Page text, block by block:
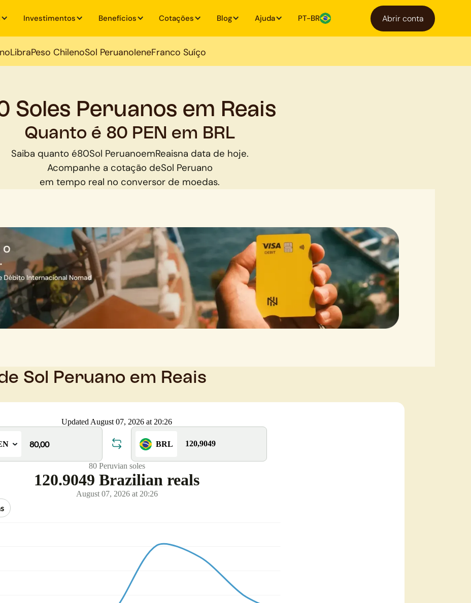
Investimentos Benefícios Cotações Blog Ajuda PT-BR Abrir conta
LibraPeso ChilenoSol PeruanoIeneFranco Suíço
Soles Peruanos em Reais
Quanto é 80 PEN em BRL
Saiba quanto é80Sol PeruanoemReaisna data de hoje.
Acompanhe a cotação deSol Peruano
em tempo real no conversor de moedas.
Sol Peruano em Reais